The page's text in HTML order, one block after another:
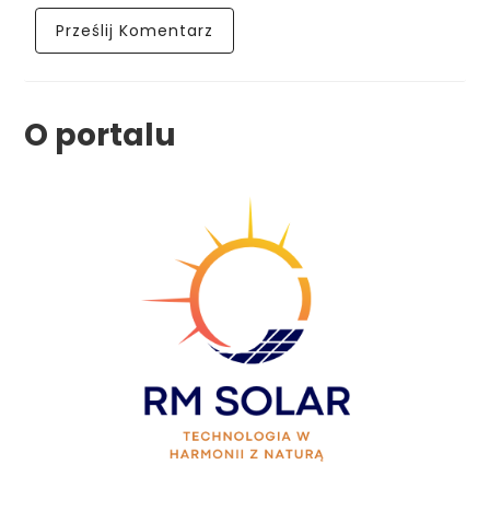
O portalu